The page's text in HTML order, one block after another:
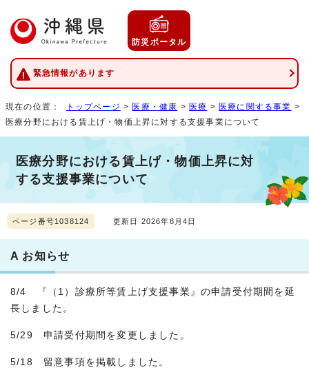
防災ポータル
緊急情報があります
現在の位置： トップページ >医療・健康 >医療 >医療に関する事業 >
医療分野における賃上げ・物価上昇に対する支援事業について
医療分野における賃上げ・物価上昇に対
する支援事業について
ページ番号1038124 更新日 2026年8月4日
A お知らせ
8/4 『（1）診療所等賃上げ支援事業』の申請受付期間を延
長しました。
5/29 申請受付期間を変更しました。
5/18 留意事項を掲載しました。